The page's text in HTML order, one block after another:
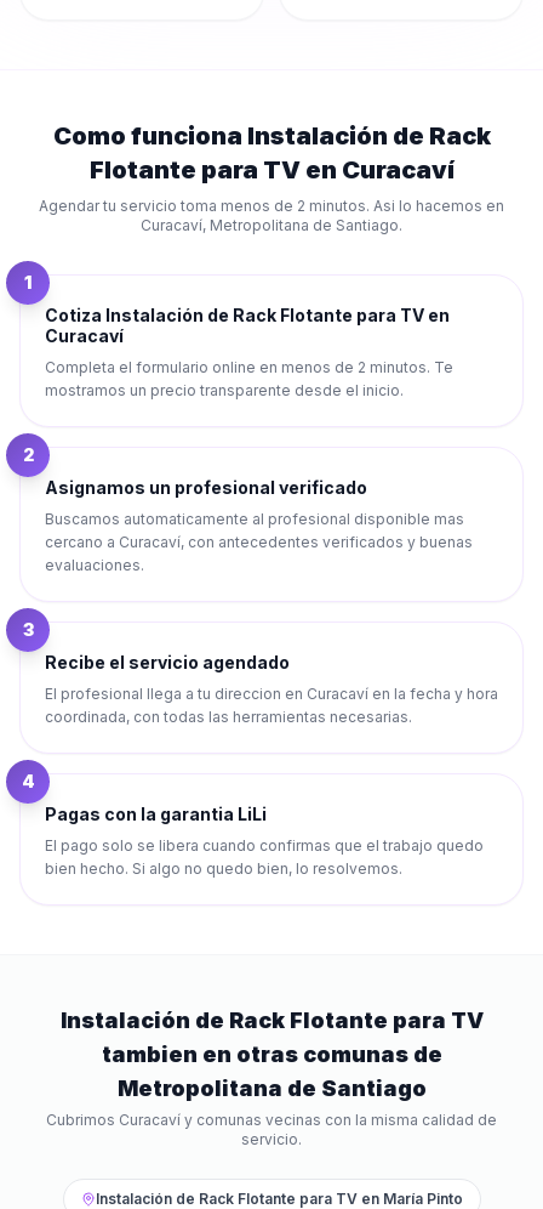
Como funciona Instalación de Rack
Flotante para TVen Curacaví
Agendar tu servicio toma menos de 2 minutos. Asi lo hacemos en
Curacaví, Metropolitana de Santiago.
1
Cotiza Instalación de Rack Flotante para TV en
Curacaví
Completa el formulario online en menos de 2 minutos. Te
mostramos un precio transparente desde el inicio.
2
Asignamos un profesional verificado
Buscamos automaticamente al profesional disponible mas
cercano a Curacaví, con antecedentes verificados y buenas
evaluaciones.
3
Recibe el servicio agendado
El profesional llega a tu direccion en Curacaví en la fecha y hora
coordinada, con todas las herramientas necesarias.
4
Pagas con la garantia LiLi
El pago solo se libera cuando confirmas que el trabajo quedo
bien hecho. Si algo no quedo bien, lo resolvemos.
Instalación de Rack Flotante para TV
tambien en otras comunas de
Metropolitana de Santiago
Cubrimos Curacaví y comunas vecinas con la misma calidad de
servicio.
Instalación de Rack Flotante para TVen María Pinto